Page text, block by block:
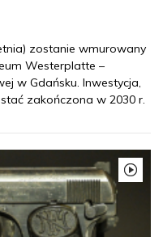
zostanie wmurowany
Westerplatte –
w Gdańsku. Inwestycja,
zakończona w 2030 r.